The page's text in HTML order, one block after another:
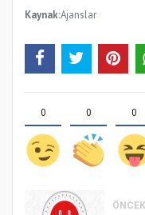
Kaynak:Ajanslar
0 0 0